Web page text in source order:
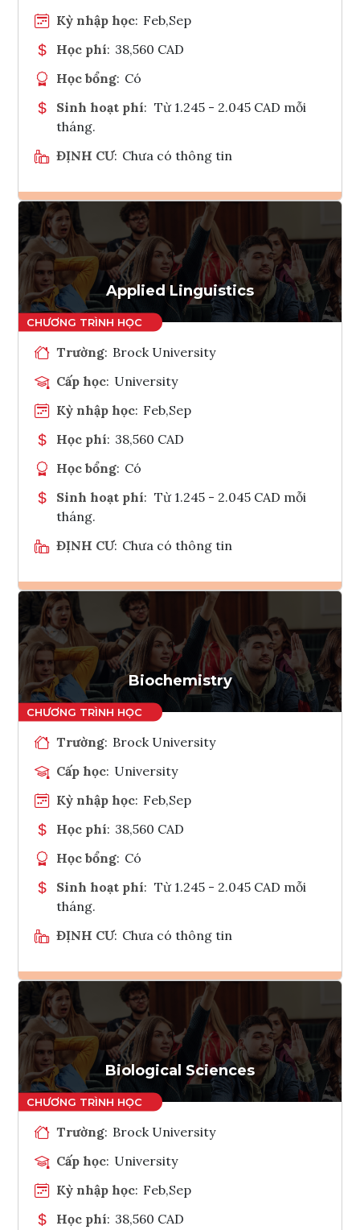
Kỳ nhập học: Feb,Sep
Học phí: 38,560 CAD
Học bổng: Có
Sinh hoạt phí: Từ 1.245 - 2.045 CAD mỗi
tháng.
ĐỊNH CƯ: Chưa có thông tin
Ghi danh
Tham vấn Interlink
Applied Linguistics
Trường: Brock University
Cấp học: University
Kỳ nhập học: Feb,Sep
Học phí: 38,560 CAD
Học bổng: Có
Sinh hoạt phí: Từ 1.245 - 2.045 CAD mỗi
tháng.
ĐỊNH CƯ: Chưa có thông tin
Ghi danh
Tham vấn Interlink
Biochemistry
Trường: Brock University
Cấp học: University
Kỳ nhập học: Feb,Sep
Học phí: 38,560 CAD
Học bổng: Có
Sinh hoạt phí: Từ 1.245 - 2.045 CAD mỗi
tháng.
ĐỊNH CƯ: Chưa có thông tin
Ghi danh
Tham vấn Interlink
Biological Sciences
Trường: Brock University
Cấp học: University
Kỳ nhập học: Feb,Sep
Học phí: 38,560 CAD